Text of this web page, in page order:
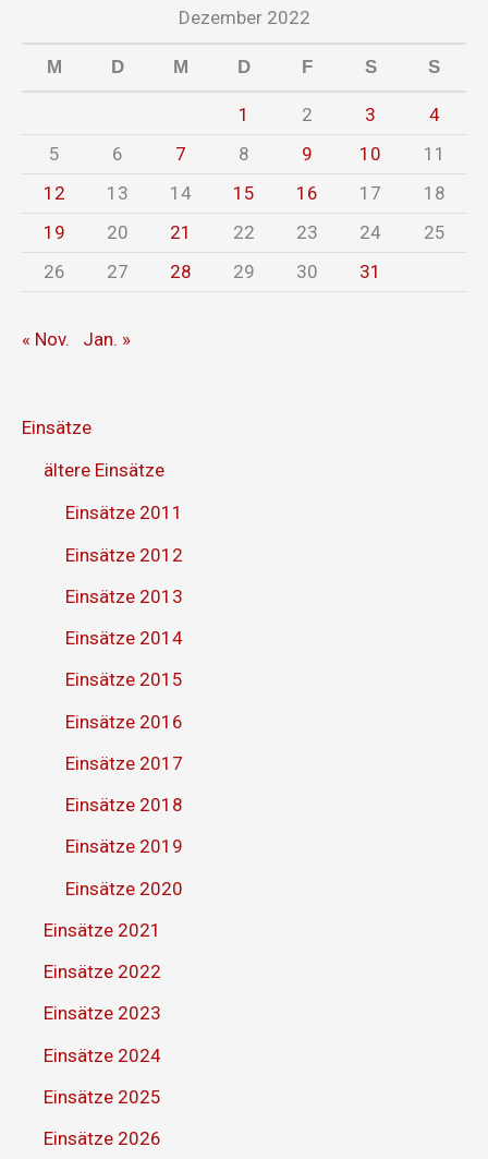
Dezember 2022
M D M D F S S
1 2 3
4
5
6 7 8 9 10
11
12
13 14 15 16 17
18
19
20 21 22 23 24
25
26
27 28 29 30 31
« Nov. Jan. »
Einsätze
ältere Einsätze
Einsätze 2011
Einsätze 2012
Einsätze 2013
Einsätze 2014
Einsätze 2015
Einsätze 2016
Einsätze 2017
Einsätze 2018
Einsätze 2019
Einsätze 2020
Einsätze 2021
Einsätze 2022
Einsätze 2023
Einsätze 2024
Einsätze 2025
Einsätze 2026